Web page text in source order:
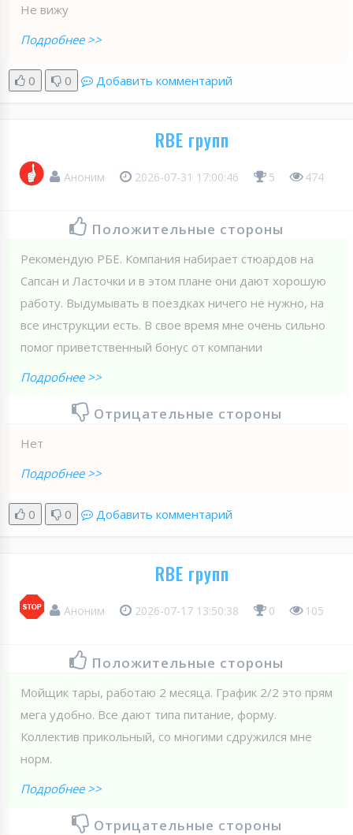
Не вижу
Подробнее >>
0 0 Добавить комментарий
RBE групп
Аноним 2026-07-31 17:00:46 5 474
Положительные стороны
Рекомендую РБЕ. Компания набирает стюардов на
Сапсан и Ласточки и в этом плане они дают хорошую
работу. Выдумывать в поездках ничего не нужно, на
все инструкции есть. В свое время мне очень сильно
помог приветственный бонус от компании
Подробнее >>
Отрицательные стороны
Нет
Подробнее >>
0 0 Добавить комментарий
RBE групп
Аноним 2026-07-17 13:50:38 0 105
Положительные стороны
Мойщик тары, работаю 2 месяца. График 2/2 это прям
мега удобно. Все дают типа питание, форму.
Коллектив прикольный, со многими сдружился мне
норм.
Подробнее >>
Отрицательные стороны